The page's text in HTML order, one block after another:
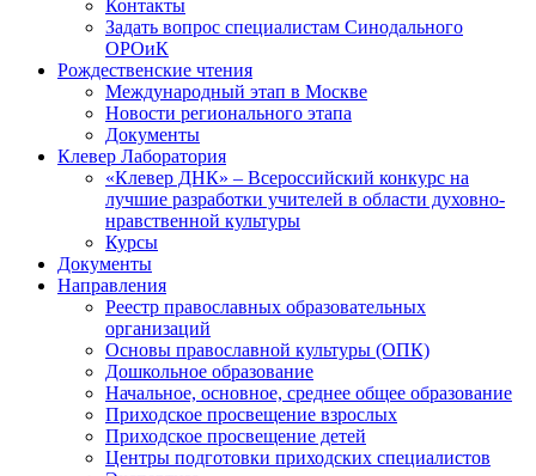
Контакты
Задать вопрос специалистам Синодального
ОРОиК
Рождественские чтения
Международный этап в Москве
Новости регионального этапа
Документы
Клевер Лаборатория
«Клевер ДНК» – Всероссийский конкурс на
лучшие разработки учителей в области духовно-
нравственной культуры
Курсы
Документы
Направления
Реестр православных образовательных
организаций
Основы православной культуры (ОПК)
Дошкольное образование
Начальное, основное, среднее общее образование
Приходское просвещение взрослых
Приходское просвещение детей
Центры подготовки приходских специалистов